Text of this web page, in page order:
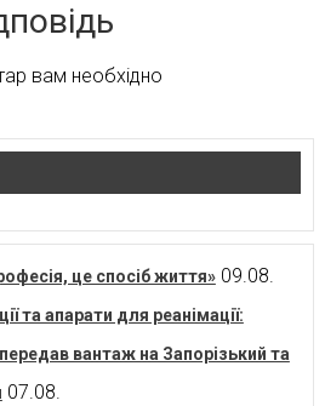
вам необхідно
це спосіб життя» 09.08.
та апарати для реанімації:
вантаж на Запорізький та
07.08.